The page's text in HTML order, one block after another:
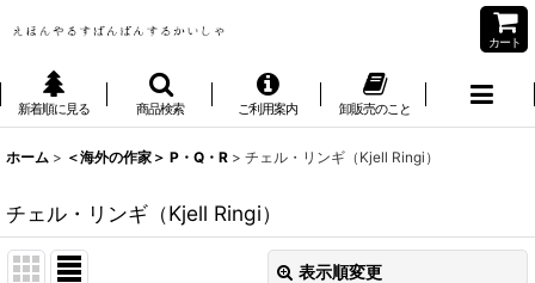
カート
新着順に見る 商品検索 ご利用案内 卸販売のこと
ホーム > ＜海外の作家＞ P・Q・R > チェル・リンギ（Kjell Ringi）
チェル・リンギ（Kjell Ringi）
表示順変更